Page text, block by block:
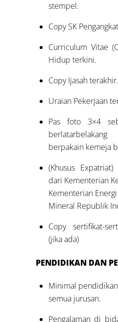
stempel.
Copy SK
Curriculum Vitae
Hidup terkini.
Copy Ijasah terakhir.
Uraian Pekerjaan
Pas foto 3×4
berpakain kemeja
(Khusus
dari Kementerian
Kementerian
Mineral Republik
Copy sertifikat-
(jika ada)
PENDIDIKAN DAN
Minimal
semua jurusan.
Pengalaman di